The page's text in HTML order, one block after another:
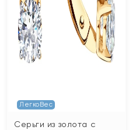
ЛегкоВес
Серьги из золота с